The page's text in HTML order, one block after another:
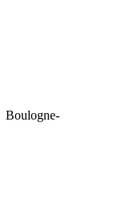
Boulogne-